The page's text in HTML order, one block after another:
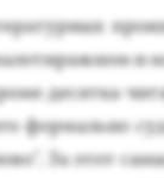
и
де­сят­ка
фор­маль­но
За этот